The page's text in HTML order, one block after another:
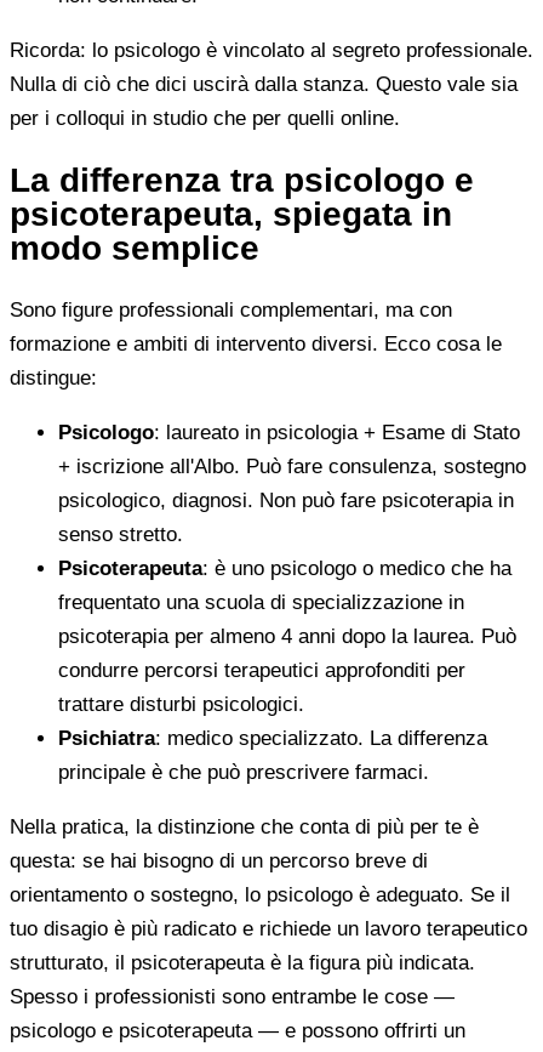
Ricorda: lo psicologo è vincolato al segreto professionale.
Nulla di ciò che dici uscirà dalla stanza. Questo vale sia
per i colloqui in studio che per quelli online.
La differenza tra psicologo e
psicoterapeuta, spiegata in
modo semplice
Sono figure professionali complementari, ma con
formazione e ambiti di intervento diversi. Ecco cosa le
distingue:
Psicologo: laureato in psicologia + Esame di Stato
+ iscrizione all'Albo. Può fare consulenza, sostegno
psicologico, diagnosi. Non può fare psicoterapia in
senso stretto.
Psicoterapeuta: è uno psicologo o medico che ha
frequentato una scuola di specializzazione in
psicoterapia per almeno 4 anni dopo la laurea. Può
condurre percorsi terapeutici approfonditi per
trattare disturbi psicologici.
Psichiatra: medico specializzato. La differenza
principale è che può prescrivere farmaci.
Nella pratica, la distinzione che conta di più per te è
questa: se hai bisogno di un percorso breve di
orientamento o sostegno, lo psicologo è adeguato. Se il
tuo disagio è più radicato e richiede un lavoro terapeutico
strutturato, il psicoterapeuta è la figura più indicata.
Spesso i professionisti sono entrambe le cose —
psicologo e psicoterapeuta — e possono offrirti un